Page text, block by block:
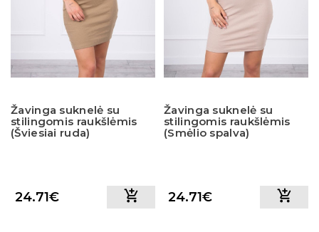
Žavinga suknelė su
stilingomis raukšlėmis
(Šviesiai ruda)
24.71€
Žavinga suknelė su
stilingomis raukšlėmis
(Smėlio spalva)
24.71€